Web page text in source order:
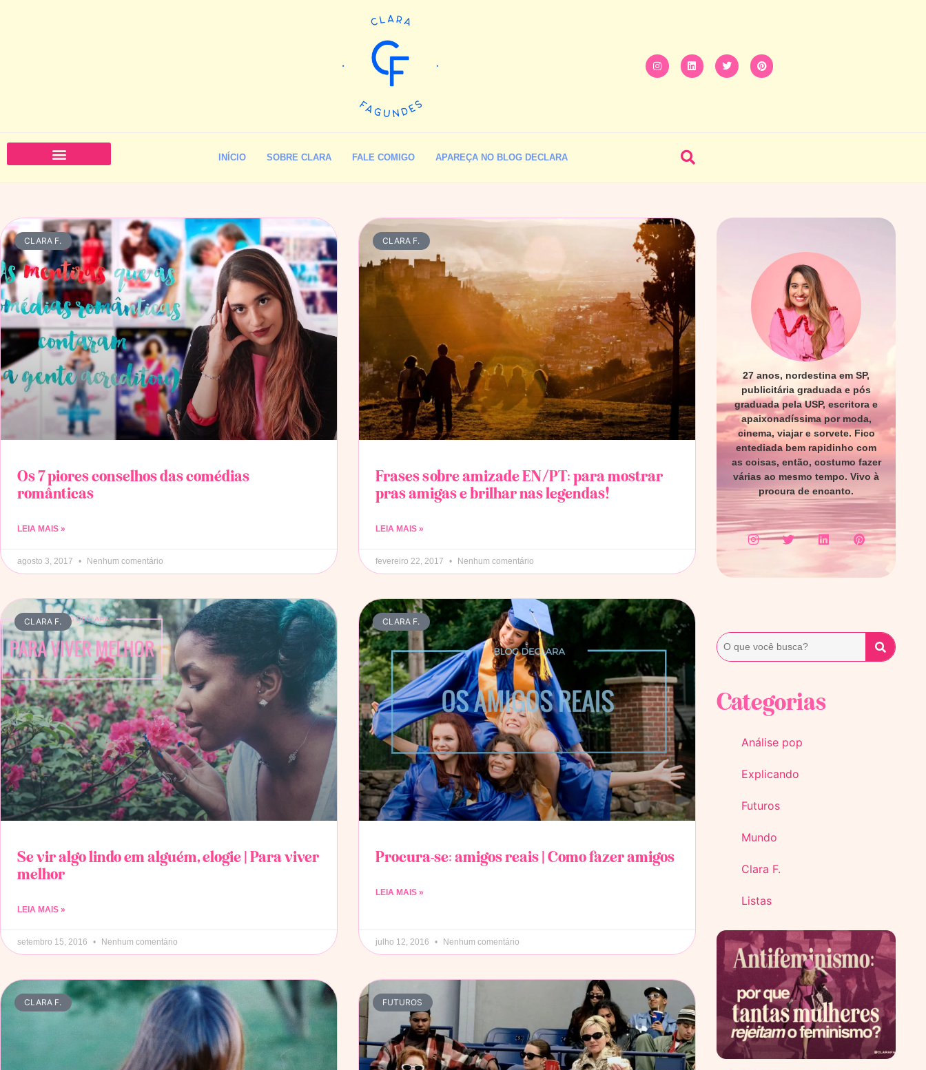
INÍCIO SOBRE CLARA FALE COMIGO APAREÇA NO BLOG DECLARA
CLARA F.
Os 7 piores conselhos das comédias
românticas
LEIA MAIS »
agosto 3, 2017 Nenhum comentário
CLARA F.
Frases sobre amizade EN/PT: para mostrar
pras amigas e brilhar nas legendas!
LEIA MAIS »
fevereiro 22, 2017 Nenhum comentário
CLARA F.
Se vir algo lindo em alguém, elogie | Para viver
melhor
LEIA MAIS »
setembro 15, 2016 Nenhum comentário
CLARA F.
Procura-se: amigos reais | Como fazer amigos
LEIA MAIS »
julho 12, 2016 Nenhum comentário
CLARA F. FUTUROS
27 anos, nordestina em SP,
publicitária graduada e pós
graduada pela USP, escritora e
apaixonadíssima por moda,
cinema, viajar e sorvete. Fico
entediada bem rapidinho com
as coisas, então, costumo fazer
várias ao mesmo tempo. Vivo à
procura de encanto.
Categorias
Análise pop
Explicando
Futuros
Mundo
Clara F.
Listas